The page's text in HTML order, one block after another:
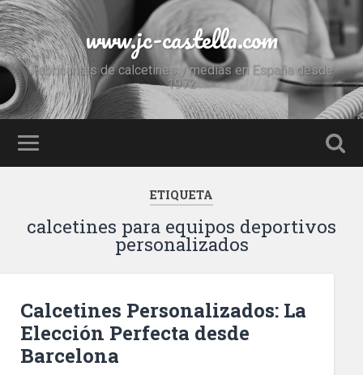
www.jc-castella.com
Fabricantes de calcetines y medias en España desde
1972
ETIQUETA
calcetines para equipos deportivos
personalizados
Calcetines Personalizados: La
Elección Perfecta desde
Barcelona